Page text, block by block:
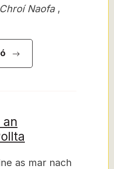
Naofa,
an
as mar nach